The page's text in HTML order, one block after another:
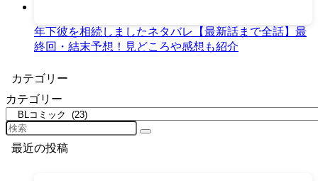
年下彼を相続しましたネタバレ【最新話まで全話】最
終回・結末予想！見どころや感想も紹介
カテゴリー
カテゴリー
最近の投稿